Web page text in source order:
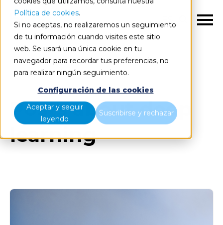
Política de cookies.
Si no aceptas, no realizaremos un seguimiento
de tu información cuando visites este sitio
web. Se usará una única cookie en tu
navegador para recordar tus preferencias, no
para realizar ningún seguimiento.
Configuración de las cookies
Aceptar y seguir
leyendo
Suscribirse y rechazar
ES
Blog Todos los artículos
Posts about deep
learning